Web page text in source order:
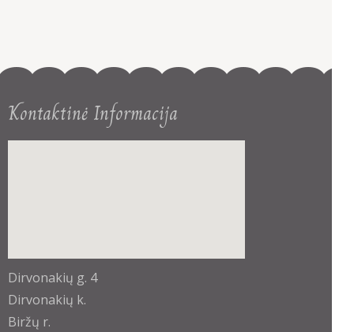
Kontaktinė Informacija
Dirvonakių g. 4
Dirvonakių k.
Biržų r.